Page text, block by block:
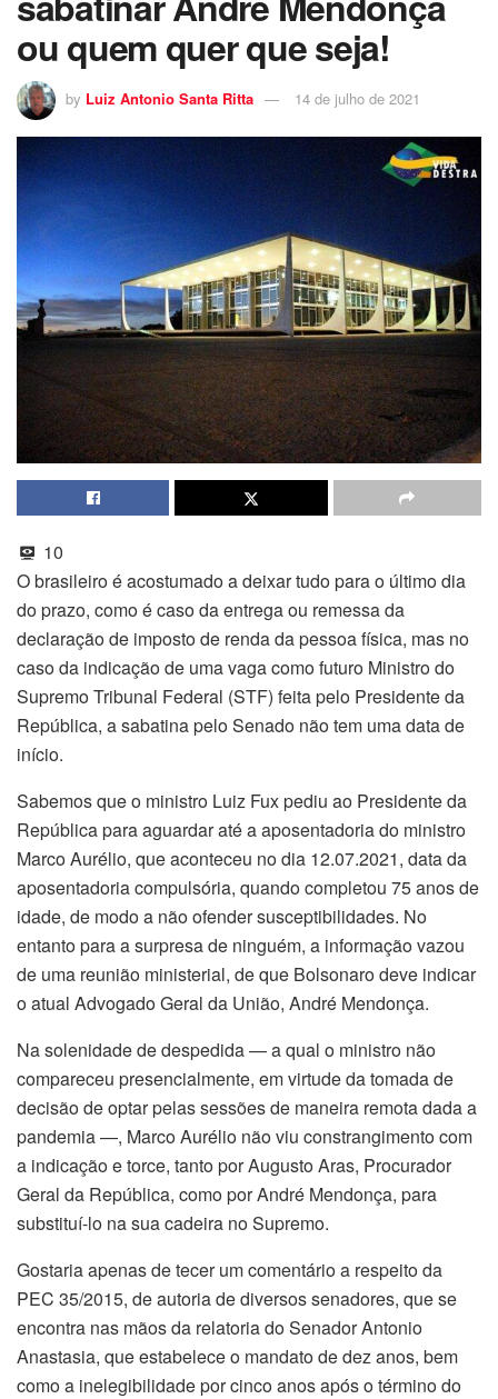
ou quem quer que seja!
by Luiz Antonio Santa Ritta 14 de julho de 2021
10
O brasileiro é acostumado a deixar tudo para o último dia
do prazo, como é caso da entrega ou remessa da
declaração de imposto de renda da pessoa física, mas no
caso da indicação de uma vaga como futuro Ministro do
Supremo Tribunal Federal (STF) feita pelo Presidente da
República, a sabatina pelo Senado não tem uma data de
início.
Sabemos que o ministro Luiz Fux pediu ao Presidente da
República para aguardar até a aposentadoria do ministro
Marco Aurélio, que aconteceu no dia 12.07.2021, data da
aposentadoria compulsória, quando completou 75 anos de
idade, de modo a não ofender susceptibilidades. No
entanto para a surpresa de ninguém, a informação vazou
de uma reunião ministerial, de que Bolsonaro deve indicar
o atual Advogado Geral da União, André Mendonça.
Na solenidade de despedida — a qual o ministro não
compareceu presencialmente, em virtude da tomada de
decisão de optar pelas sessões de maneira remota dada a
pandemia —, Marco Aurélio não viu constrangimento com
a indicação e torce, tanto por Augusto Aras, Procurador
Geral da República, como por André Mendonça, para
substituí-lo na sua cadeira no Supremo.
Gostaria apenas de tecer um comentário a respeito da
PEC 35/2015, de autoria de diversos senadores, que se
encontra nas mãos da relatoria do Senador Antonio
Anastasia, que estabelece o mandato de dez anos, bem
como a inelegibilidade por cinco anos após o término do